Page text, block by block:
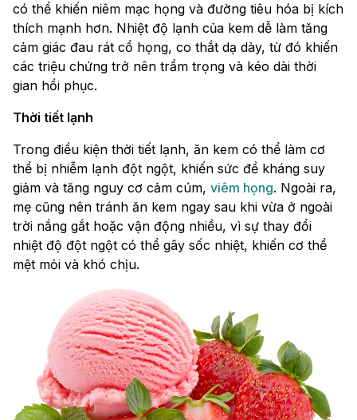
có thể khiến niêm mạc họng và đường tiêu hóa bị kích
thích mạnh hơn. Nhiệt độ lạnh của kem dễ làm tăng
cảm giác đau rát cổ họng, co thắt dạ dày, từ đó khiến
các triệu chứng trở nên trầm trọng và kéo dài thời
gian hồi phục.
Thời tiết lạnh
Trong điều kiện thời tiết lạnh, ăn kem có thể làm cơ
thể bị nhiễm lạnh đột ngột, khiến sức đề kháng suy
giảm và tăng nguy cơ cảm cúm, viêm họng. Ngoài ra,
mẹ cũng nên tránh ăn kem ngay sau khi vừa ở ngoài
trời nắng gắt hoặc vận động nhiều, vì sự thay đổi
nhiệt độ đột ngột có thể gây sốc nhiệt, khiến cơ thể
mệt mỏi và khó chịu.